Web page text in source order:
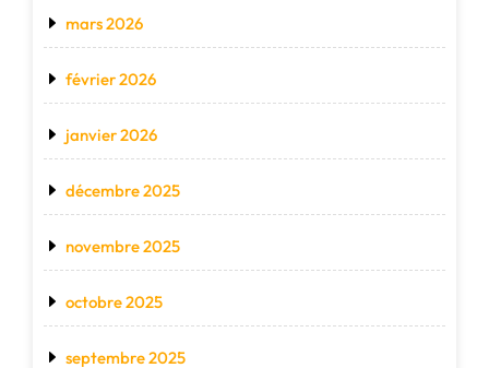
mars 2026
février 2026
janvier 2026
décembre 2025
novembre 2025
octobre 2025
septembre 2025